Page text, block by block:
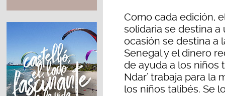
Como cada edición,
solidaria se destina
ocasión se destina a
Senegal y el dinero
de ayuda a los niños
Ndar’ trabaja para la
los niños talibés. Se